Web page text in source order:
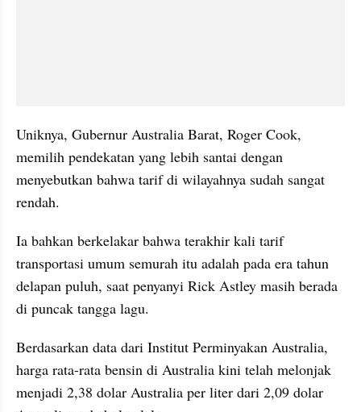
Uniknya, Gubernur Australia Barat, Roger Cook,
memilih pendekatan yang lebih santai dengan
menyebutkan bahwa tarif di wilayahnya sudah sangat
rendah.
Ia bahkan berkelakar bahwa terakhir kali tarif
transportasi umum semurah itu adalah pada era tahun
delapan puluh, saat penyanyi Rick Astley masih berada
di puncak tangga lagu.
Berdasarkan data dari Institut Perminyakan Australia,
harga rata-rata bensin di Australia kini telah melonjak
menjadi 2,38 dolar Australia per liter dari 2,09 dolar